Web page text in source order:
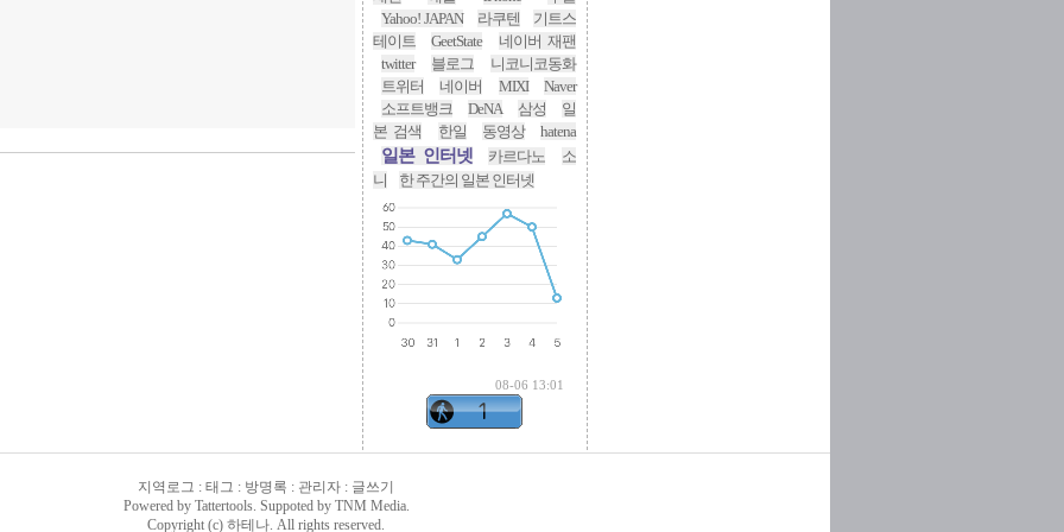
Yahoo! JAPAN
라쿠텐
기트스
테이트
GeetState
네이버 재팬
twitter
블로그
니코니코동화
트위터
네이버 MIXI
Naver
소프트뱅크
DeNA 삼성
일
본 검색
한일 동영상 hatena
일본 인터넷 카르다노
소
니
한 주간의 일본 인터넷
08-06 13:01
지역로그 : 태그 : 방명록 : 관리자 : 글쓰기
Powered by Tattertools. Suppoted by TNM Media.
Copyright (c) 하테나. All rights reserved.